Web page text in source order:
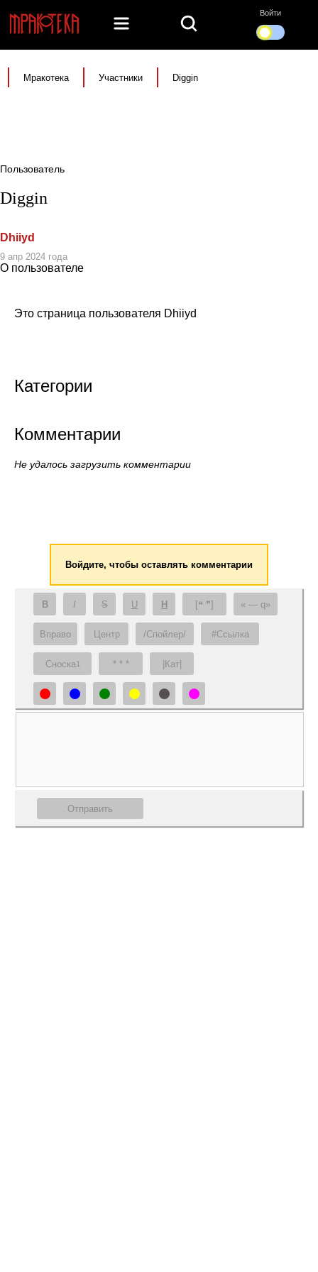
Войти
Мракотека Участники Diggin
Пользователь
Diggin
Dhiiyd
9 апр 2024 года
О пользователе
Это страница пользователя Dhiiyd
Категории
Комментарии
Не удалось загрузить комментарии
Войдите, чтобы оставлять комментарии
B I S U H [❝ ❞] — q
Вправо Центр /Спойлер/ #Ссылка
Сноска1 * * * |Кат|